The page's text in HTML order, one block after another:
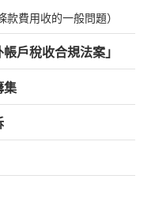
款費用收的一般問題）
戶稅收合規法案」
集